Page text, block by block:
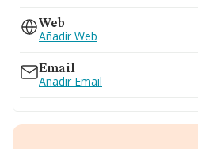
Web
Añadir Web
Email
Añadir Email